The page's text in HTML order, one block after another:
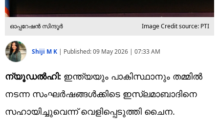
ഓപ്പറേഷന്‍ സിന്ദൂര്‍ Image Credit source: PTI
Shiji M K | Published:09 May 2026 | 07:33 AM
ന്യൂഡല്‍ഹി: ഇന്ത്യയും പാകിസ്ഥാനും തമ്മില്‍
നടന്ന സംഘര്‍ഷങ്ങള്‍ക്കിടെ ഇസ്ലമാബാദിനെ
സഹായിച്ചുവെന്ന് വെളിപ്പെടുത്തി ചൈന.